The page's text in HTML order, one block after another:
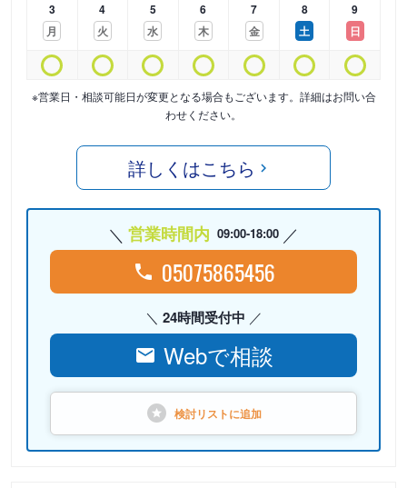
3
月
4
火
5
水
6
木
7
金
8
土
9
日
※営業日・相談可能日が変更となる場合もございます。詳細はお問い合
わせください。
詳しくはこちら
営業時間内 09:00-18:00
05075865456
24時間受付中
Webで相談
検討リストに追加